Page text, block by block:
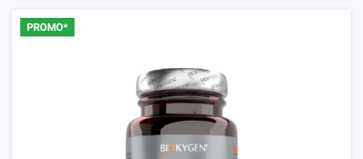
PROMO*